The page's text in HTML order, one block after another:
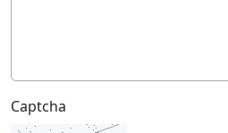
Captcha